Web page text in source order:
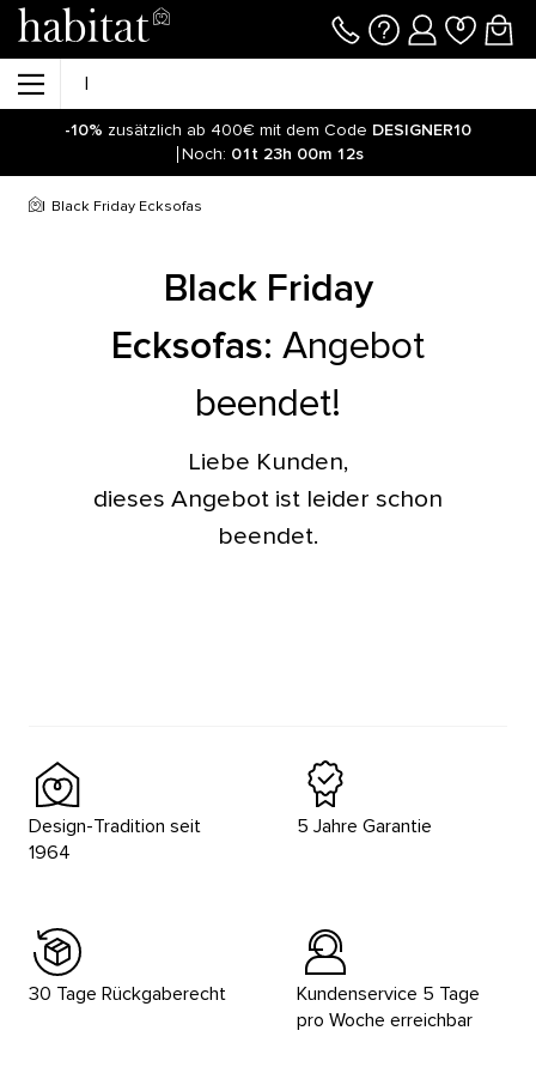
-10% zusätzlich ab 400€ mit dem Code DESIGNER10
Noch: 01t 23h 00m 12s
Black Friday Ecksofas
Black Friday
Ecksofas: Angebot
beendet!
Liebe Kunden,
dieses Angebot ist leider schon
beendet.
Design-Tradition seit
1964
5 Jahre Garantie
30 Tage Rückgaberecht
Kundenservice 5 Tage
pro Woche erreichbar